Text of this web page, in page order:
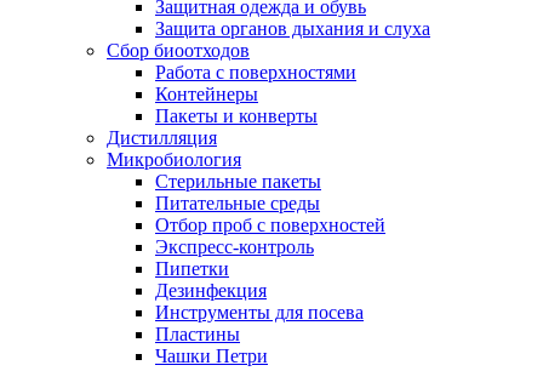
Защитная одежда и обувь
Защита органов дыхания и слуха
Сбор биоотходов
Работа с поверхностями
Контейнеры
Пакеты и конверты
Дистилляция
Микробиология
Стерильные пакеты
Питательные среды
Отбор проб с поверхностей
Экспресс-контроль
Пипетки
Дезинфекция
Инструменты для посева
Пластины
Чашки Петри